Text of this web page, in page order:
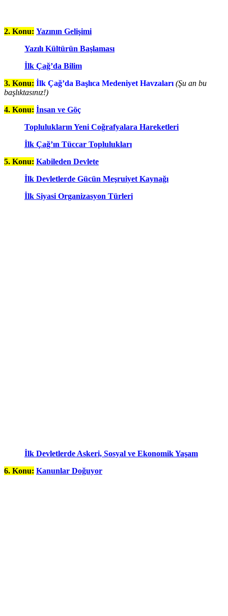
2. Konu: Yazının Gelişimi
Yazılı Kültürün Başlaması
İlk Çağ’da Bilim
3. Konu: İlk Çağ’da Başlıca Medeniyet Havzaları (Şu an bu
başlıktasınız!)
4. Konu: İnsan ve Göç
Toplulukların Yeni Coğrafyalara Hareketleri
İlk Çağ’ın Tüccar Toplulukları
5. Konu: Kabileden Devlete
İlk Devletlerde Gücün Meşruiyet Kaynağı
İlk Siyasi Organizasyon Türleri
İlk Devletlerde Askeri, Sosyal ve Ekonomik Yaşam
6. Konu: Kanunlar Doğuyor